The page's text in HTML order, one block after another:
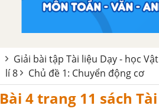
Giải bài tập Tài liệu Dạy - học
lí 8
Chủ đề 1: Chuyển động cơ
Bài 4 trang 11 sách